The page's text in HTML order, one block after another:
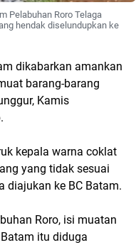
Pelabuhan Roro Telaga
hendak diselundupkan ke
dikabarkan amankan
barang-barang
Kamis
kepala warna coklat
yang tidak sesuai
diajukan ke BC Batam.
Roro, isi muatan
itu diduga